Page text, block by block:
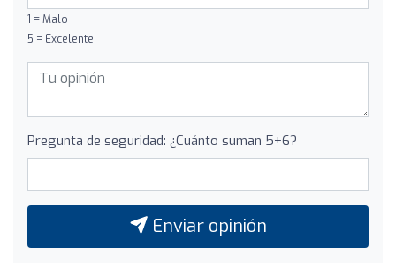
1 = Malo
5 = Excelente
Pregunta de seguridad: ¿Cuánto suman 5+6?
Enviar opinión